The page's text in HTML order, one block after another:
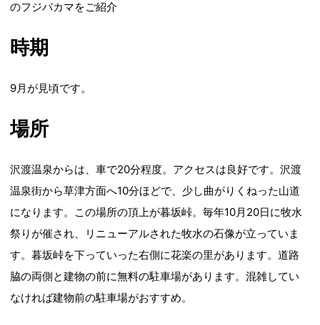
のフジバカマをご紹介
時期
9月が見頃です。
場所
沢渡温泉からは、車で20分程度。アクセスは良好です。沢渡
温泉街から草津方面へ10分ほどで、少し曲がりくねった山道
になります。この場所の頂上が暮坂峠。毎年10月20日に牧水
祭りが催され、リニューアルされた牧水の石像が立っていま
す。暮坂峠を下っていった右側に花楽の里があります。道路
脇の両側と建物の前に無料の駐車場があります。混雑してい
なければ建物前の駐車場がおすすめ。